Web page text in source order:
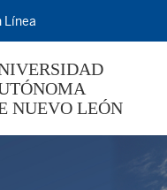
Línea
NUEVO LEÓN